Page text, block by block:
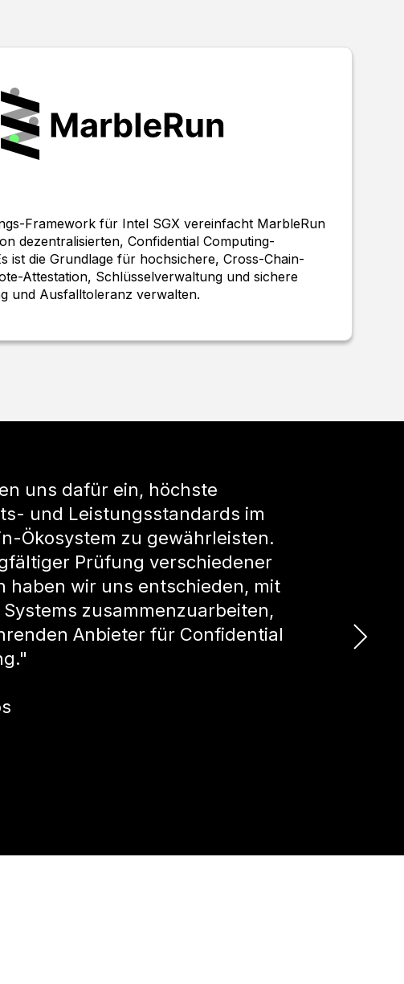
Framework für Intel SGX vereinfacht MarbleRun
dezentralisierten, Confidential Computing-
ist die Grundlage für hochsichere, Cross-Chain-
Attestation, Schlüsselverwaltung und sichere
und Ausfalltoleranz verwalten.
uns dafür ein, höchste
und Leistungsstandards im
Ökosystem zu gewährleisten.
Prüfung verschiedener
haben wir uns entschieden, mit
Systems zusammenzuarbeiten,
Anbieter für Confidential